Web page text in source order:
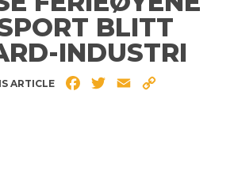
BLITT
INDUSTRI
ARTICLE FacebookTwitterEmail